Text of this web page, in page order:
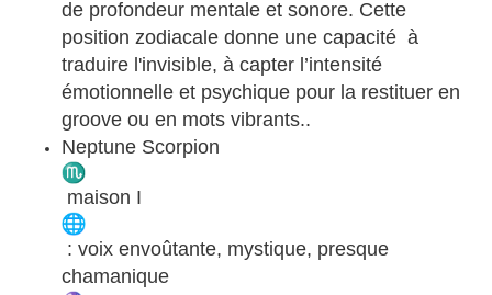
de profondeur mentale et sonore. Cette
position zodiacale donne une capacité à
traduire l'invisible, à capter l’intensité
émotionnelle et psychique pour la restituer en
groove ou en mots vibrants..
Neptune Scorpion
maison I
: voix envoûtante, mystique, presque
chamanique